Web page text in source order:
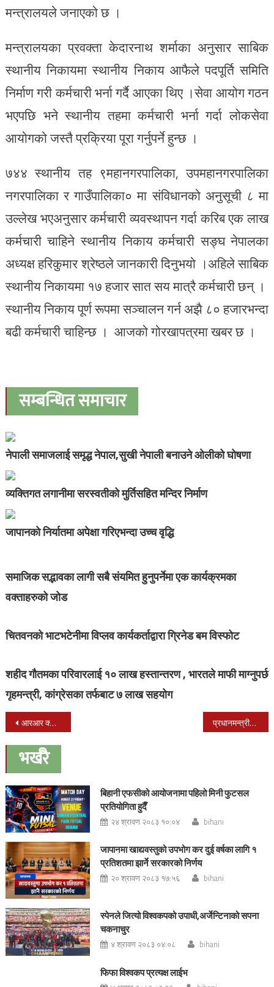
मन्त्रालयले जनाएको छ ।
मन्त्रालयका प्रवक्ता केदारनाथ शर्माका अनुसार साबिक
स्थानीय निकायमा स्थानीय निकाय आफैले पदपूर्ति समिति
निर्माण गरी कर्मचारी भर्ना गर्दै आएका थिए ।सेवा आयोग गठन
भएपछि भने स्थानीय तहमा कर्मचारी भर्ना गर्दा लोकसेवा
आयोगको जस्तै प्रक्रिया पूरा गर्नुपर्ने हुन्छ ।
७४४ स्थानीय तह ९महानगरपालिका, उपमहानगरपालिका
नगरपालिका र गाउँपालिका० मा संविधानको अनुसूची ८ मा
उल्लेख भएअनुसार कर्मचारी व्यवस्थापन गर्दा करिब एक लाख
कर्मचारी चाहिने स्थानीय निकाय कर्मचारी सङ्घ नेपालका
अध्यक्ष हरिकुमार श्रेष्ठले जानकारी दिनुभयो ।अहिले साबिक
स्थानीय निकायमा १७ हजार सात सय मात्रै कर्मचारी छन् ।
स्थानीय निकाय पूर्ण रूपमा सञ्चालन गर्न अझै ८० हजारभन्दा
बढी कर्मचारी चाहिन्छ । आजको गोरखापत्रमा खबर छ ।
सम्बन्धित समाचार
नेपाली समाजलाई समृद्ध नेपाल,सुखी नेपाली बनाउने ओलीको घोषणा
व्यक्तिगत लगानीमा सरस्वतीको मुर्तिसहित मन्दिर निर्माण
जापानको निर्यातमा अपेक्षा गरिएभन्दा उच्च वृद्धि
समाजिक सद्भावका लागी सबै संयमित हुनुपर्नेमा एक कार्यक्रमका
वक्ताहरुको जोड
चितवनको भाटभटेनीमा विप्लव कार्यकर्ताद्वारा ग्रिनेड बम विस्फोट
शहीद गौतमका परिवारलाई १० लाख हस्तान्तरण , भारतले माफी माग्नुपर्छ
गृहमन्त्री, कांग्रेसका तर्फबाट ७ लाख सहयोग
Post
navigation
आरआर क्याम्पसमा स्ववियुको चुनाव हुँदै प्रधानमन्त्रीको चीन भ्रमण सफलः परराष्ट्र विज्ञ
भर्खरै
बिहानी एफसीको आयोजनामा पहिलो मिनी फुटसल
प्रतियोगिता हुदैँ
२४ श्रावण २०८३ १०:०४ bihani
जापानमा खाद्यवस्तुको उपभोग कर दुई वर्षका लागि १
प्रतिशतमा झार्ने सरकारको निर्णय
२० श्रावण २०८३ १७:५६ bihani
स्पेनले जित्यो विश्वकपको उपाधी,अर्जेन्टिनाको सपना
चकनाचुर
४ श्रावण २०८३ ०४:०८ bihani
फिफा विश्वकप प्रत्यक्ष लाईभ